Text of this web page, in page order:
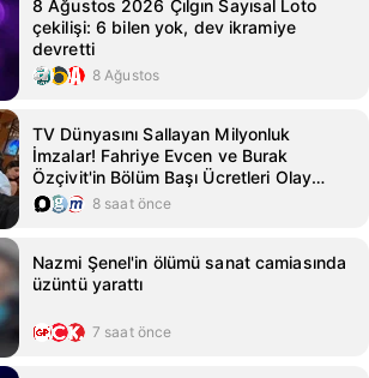
8 Ağustos 2026 Çılgın Sayısal Loto
çekilişi: 6 bilen yok, dev ikramiye
devretti
8 Ağustos
TV Dünyasını Sallayan Milyonluk
İmzalar! Fahriye Evcen ve Burak
Özçivit'in Bölüm Başı Ücretleri Olay
Oldu
8 saat önce
Nazmi Şenel'in ölümü sanat camiasında
üzüntü yarattı
7 saat önce